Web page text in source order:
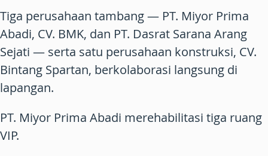
Tiga perusahaan tambang — PT. Miyor Prima
Abadi, CV. BMK, dan PT. Dasrat Sarana Arang
Sejati — serta satu perusahaan konstruksi, CV.
Bintang Spartan, berkolaborasi langsung di
lapangan.
PT. Miyor Prima Abadi merehabilitasi tiga ruang
VIP.